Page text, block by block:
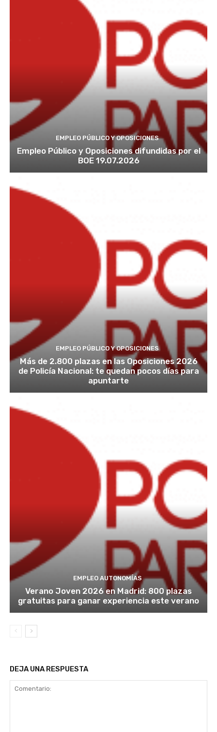
EMPLEO PÚBLICO Y OPOSICIONES
Empleo Público y Oposiciones difundidas por el
BOE 19.07.2026
EMPLEO PÚBLICO Y OPOSICIONES
Más de 2.800 plazas en las Oposiciones 2026
de Policía Nacional: te quedan pocos días para
apuntarte
EMPLEO AUTONOMÍAS
Verano Joven 2026 en Madrid: 800 plazas
gratuitas para ganar experiencia este verano
DEJA UNA RESPUESTA